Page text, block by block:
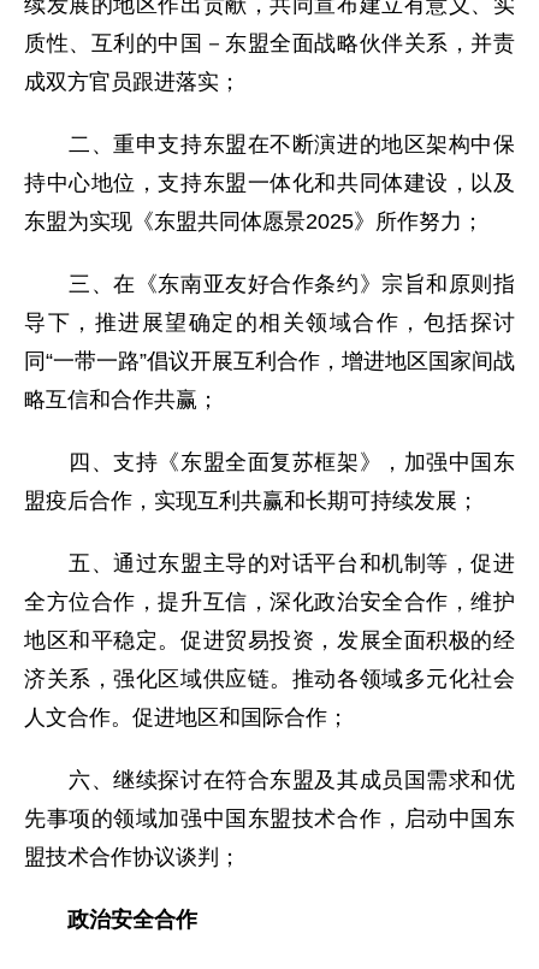
续发展的地区作出贡献，共同宣布建立有意义、实
质性、互利的中国－东盟全面战略伙伴关系，并责
成双方官员跟进落实；
二、重申支持东盟在不断演进的地区架构中保
持中心地位，支持东盟一体化和共同体建设，以及
东盟为实现《东盟共同体愿景2025》所作努力；
三、在《东南亚友好合作条约》宗旨和原则指
导下，推进展望确定的相关领域合作，包括探讨
同“一带一路”倡议开展互利合作，增进地区国家间战
略互信和合作共赢；
四、支持《东盟全面复苏框架》，加强中国东
盟疫后合作，实现互利共赢和长期可持续发展；
五、通过东盟主导的对话平台和机制等，促进
全方位合作，提升互信，深化政治安全合作，维护
地区和平稳定。促进贸易投资，发展全面积极的经
济关系，强化区域供应链。推动各领域多元化社会
人文合作。促进地区和国际合作；
六、继续探讨在符合东盟及其成员国需求和优
先事项的领域加强中国东盟技术合作，启动中国东
盟技术合作协议谈判；
政治安全合作